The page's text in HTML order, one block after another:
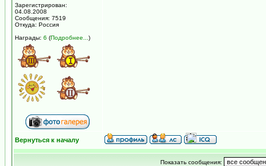
Зарегистрирован:
04.08.2008
Сообщения: 7519
Откуда: Россия
Награды: 6 (Подробнее... )
Вернуться к началу
Показать сообщения: